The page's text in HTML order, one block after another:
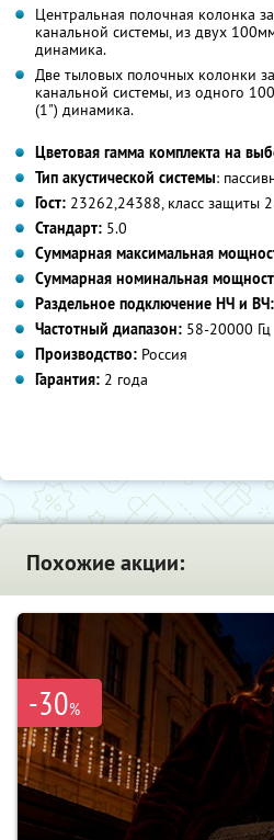
Центральная полочная колонка
канальной системы, из двух
динамика.
Две тыловых полочных колонки
канальной системы, из одного
(1") динамика.
Цветовая гамма комплекта на
Тип акустической системы:
Гост: 23262,24388, класс
Стандарт: 5.0
Суммарная максимальная
Суммарная номинальная
Раздельное подключение НЧ и ВЧ:
Частотный диапазон: 58-20000 Гц
Производство: Россия
Гарантия: 2 года
Похожие акции:
-30%